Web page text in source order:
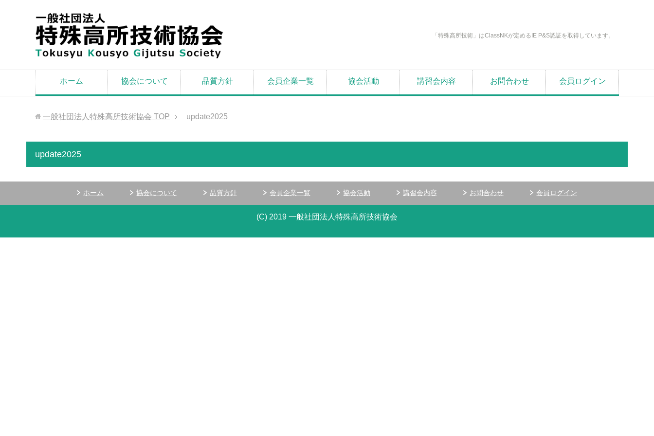
「特殊高所技術」はClassNKが定めるIE P&S認証を取得しています。
ホーム 協会について 品質方針 会員企業一覧 協会活動 講習会内容 お問合わせ 会員ログイン
一般社団法人特殊高所技術協会 TOP update2025
update2025
ホーム 協会について 品質方針 会員企業一覧 協会活動 講習会内容 お問合わせ 会員ログイン
(C) 2019 一般社団法人特殊高所技術協会